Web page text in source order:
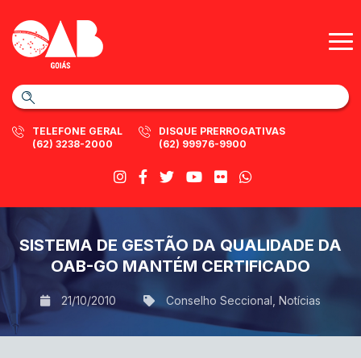
TELEFONE GERAL
(62) 3238-2000
DISQUE PRERROGATIVAS
(62) 99976-9900
SISTEMA DE GESTÃO DA QUALIDADE DA
OAB-GO MANTÉM CERTIFICADO
21/10/2010 Conselho Seccional Notícias